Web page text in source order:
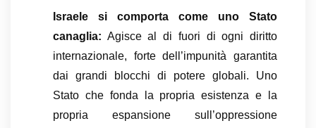
Israele si comporta come uno Stato
canaglia: Agisce al di fuori di ogni diritto
internazionale, forte dell’impunità garantita
dai grandi blocchi di potere globali. Uno
Stato che fonda la propria esistenza e la
propria espansione sull’oppressione